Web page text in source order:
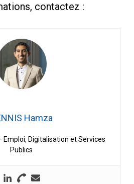
contactez :
Hamza
Emploi, Digitalisation et Services
Publics